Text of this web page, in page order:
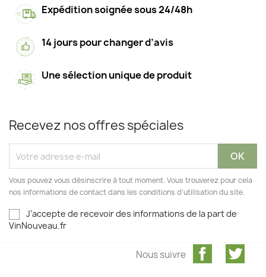
Expédition soignée sous 24/48h
14 jours pour changer d’avis
Une sélection unique de produit
Recevez nos offres spéciales
Vous pouvez vous désinscrire à tout moment. Vous trouverez pour cela
nos informations de contact dans les conditions d'utilisation du site.
J’accepte de recevoir des informations de la part de
VinNouveau.fr
Facebook
Nous suivre